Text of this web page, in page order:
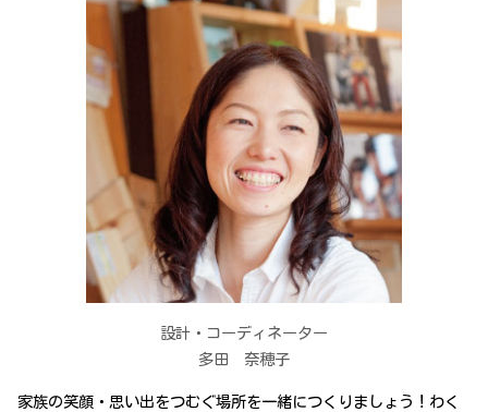
設計・コーディネーター
多田 奈穂子
家族の笑顔・思い出をつむぐ場所を一緒につくりましょう！わく